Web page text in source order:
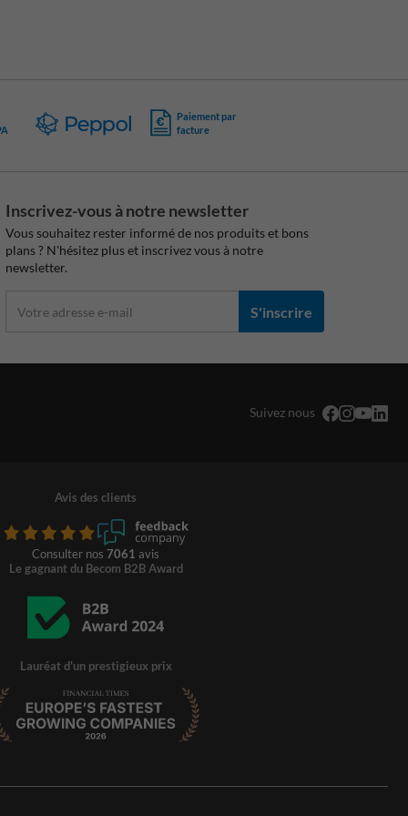
Paiement par
facture
Inscrivez-vous à notre newsletter
Vous souhaitez rester informé de nos produits et bons
plans ? N'hésitez plus et inscrivez vous à notre
newsletter.
S'inscrire
Suivez nous
Avis des clients
Consulter nos 7061 avis
Le gagnant du Becom B2B Award
Lauréat d'un prestigieux prix